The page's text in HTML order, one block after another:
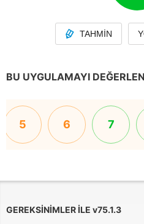
TAHMIN
BU UYGULAMAYI
5 6 7
GEREKSINIMLER ILE v75.1.3